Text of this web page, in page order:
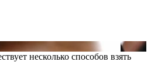
несколько способов взять